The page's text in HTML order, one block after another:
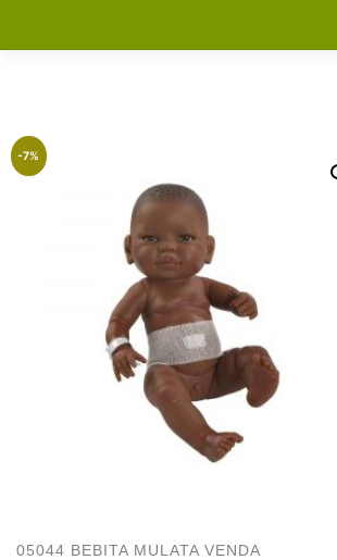
-7%
05044 BEBITA MULATA VENDA